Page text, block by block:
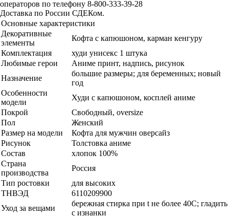
операторов по телефону 8-800-333-39-28
Доставка по России СДЕКом.
Основные характеристики
Декоративные
элементы
Кофта с капюшоном, карман кенгуру
Комплектация
худи унисекс 1 штука
Любимые герои
Аниме принт, надпись, рисунок
Назначение
большие размеры; для беременных; новый
год
Особенности
модели
Худи с капюшоном, косплей аниме
Покрой
Свободный, oversize
Пол
Женский
Размер на модели
Кофта для мужчин оверсайз
Рисунок
Толстовка аниме
Состав
хлопок 100%
Страна
производства
Россия
Тип ростовки
для высоких
ТНВЭД
6110209900
Уход за вещами
бережная стирка при t не более 40С; гладить
с изнанки